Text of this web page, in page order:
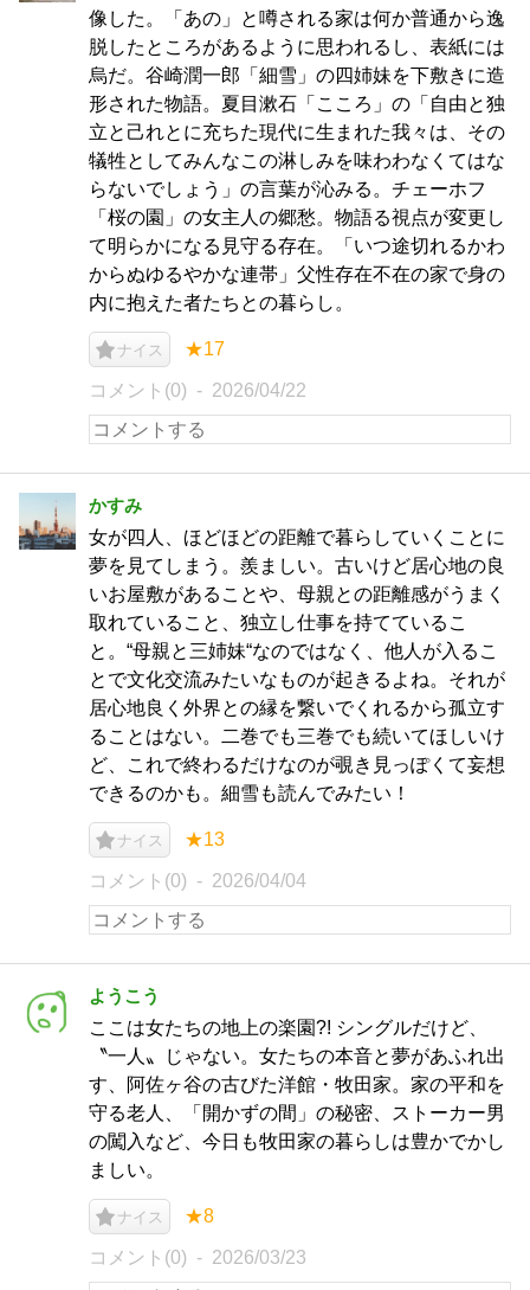
像した。「あの」と噂される家は何か普通から逸
脱したところがあるように思われるし、表紙には
烏だ。谷崎潤一郎「細雪」の四姉妹を下敷きに造
形された物語。夏目漱石「こころ」の「自由と独
立と己れとに充ちた現代に生まれた我々は、その
犠牲としてみんなこの淋しみを味わわなくてはな
らないでしょう」の言葉が沁みる。チェーホフ
「桜の園」の女主人の郷愁。物語る視点が変更し
て明らかになる見守る存在。「いつ途切れるかわ
からぬゆるやかな連帯」父性存在不在の家で身の
内に抱えた者たちとの暮らし。
ナイス ★17
コメント(0) 2026/04/22
かすみ
女が四人、ほどほどの距離で暮らしていくことに
夢を見てしまう。羨ましい。古いけど居心地の良
いお屋敷があることや、母親との距離感がうまく
取れていること、独立し仕事を持てているこ
と。“母親と三姉妹“なのではなく、他人が入るこ
とで文化交流みたいなものが起きるよね。それが
居心地良く外界との縁を繋いでくれるから孤立す
ることはない。二巻でも三巻でも続いてほしいけ
ど、これで終わるだけなのが覗き見っぽくて妄想
できるのかも。細雪も読んでみたい！
ナイス ★13
コメント(0) 2026/04/04
ようこう
ここは女たちの地上の楽園?! シングルだけど、
〝一人〟じゃない。女たちの本音と夢があふれ出
す、阿佐ヶ谷の古びた洋館・牧田家。家の平和を
守る老人、「開かずの間」の秘密、ストーカー男
の闖入など、今日も牧田家の暮らしは豊かでかし
ましい。
ナイス ★8
コメント(0) 2026/03/23